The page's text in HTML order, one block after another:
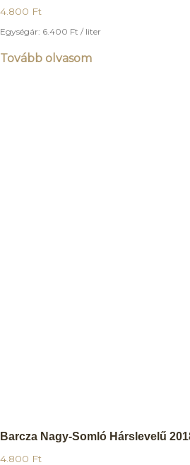
4.800 Ft
Egységár: 6.400 Ft / liter
Tovább olvasom
Barcza Nagy-Somló Hárslevelű
4.800 Ft